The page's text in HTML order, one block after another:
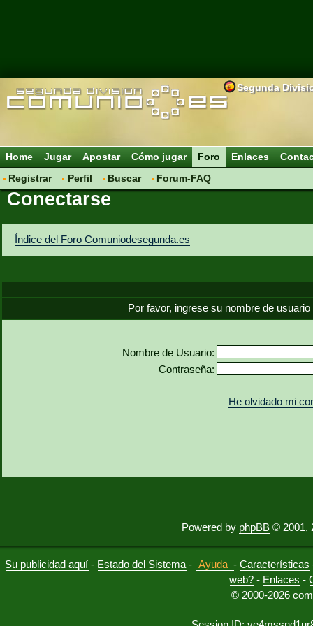
Segunda
Home Jugar Apostar Cómo jugar
Foro
Registrar
Perfil Buscar Forum-FAQ
Enlaces
Conectarse
Índice del Foro Comuniodesegunda.es
Por favor, ingrese su nombre de
Nombre de Usuario:
Contraseña:
He olvidado mi
Powered by phpBB © 2001,
Su publicidad aquí - Estado del Sistema - Ayuda -Características
web? - Enlaces -
© 2000-2026